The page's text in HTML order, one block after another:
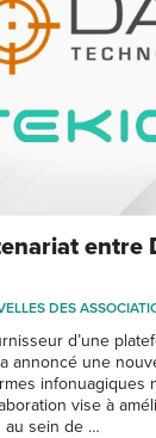
entre
DES
d’une
annoncé une
infonuagiques
vise à
au sein de …